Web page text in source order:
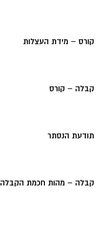
קורס – מידת העצלות
קבלה – קורס
תודעת הנסתר
קבלה – מהות חכמת הקבלה